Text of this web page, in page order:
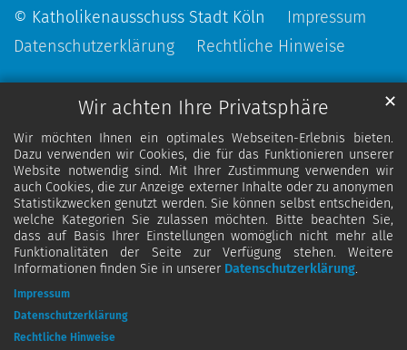
Wir achten Ihre Privatsphäre
Wir möchten Ihnen ein optimales Webseiten-Erlebnis bieten.
Dazu verwenden wir Cookies, die für das Funktionieren unserer
Website notwendig sind. Mit Ihrer Zustimmung verwenden wir
auch Cookies, die zur Anzeige externer Inhalte oder zu anonymen
Statistikzwecken genutzt werden. Sie können selbst entscheiden,
welche Kategorien Sie zulassen möchten. Bitte beachten Sie,
dass auf Basis Ihrer Einstellungen womöglich nicht mehr alle
Funktionalitäten der Seite zur Verfügung stehen. Weitere
Informationen finden Sie in unserer Datenschutzerklärung.
✕
Impressum
Datenschutzerklärung
Rechtliche Hinweise
© Katholikenausschuss Stadt Köln
Impressum
Datenschutzerklärung
Rechtliche Hinweise